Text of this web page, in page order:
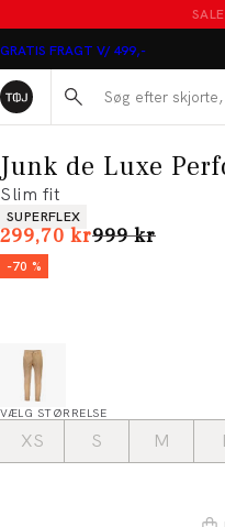
GRATIS FRAGT V/ 499,-
Søg her...
Junk de Luxe
Slim fit
Produkt egenskaber
SUPERFLEX
299,70 krI alt (uden
999 kr
-70 %
VÆLG STØRRELSE
XS S M